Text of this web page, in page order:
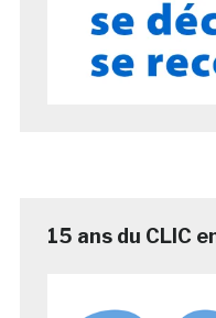
15 ans du CLIC